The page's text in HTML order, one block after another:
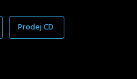
Prodej CD